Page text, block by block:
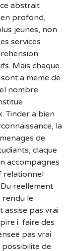
abstrait
profond,
jeunes, non
services
Mais chaque
a meme de
nombre
Tinder a bien
la
de
claque
accompagnes
relationnel
reellement
le
assise pas vrai
i faire des
pas vrai
possibilite de